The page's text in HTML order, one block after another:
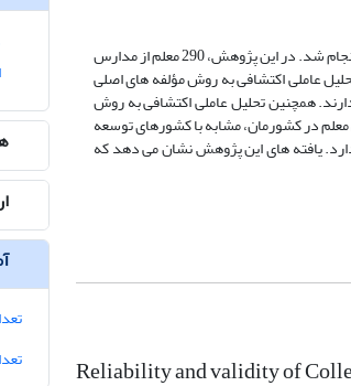
پژوهش حاضر با هدف بررسی ثبات درونی و روایی عاملی مقیاس باور کارآمدی جمعی معلم شان- موران وبار (2004) در بین معلمان گناباد انجام شد. در این پژوهش، 290 معلم از مدارس
عاملی اکتشافی به روش مؤلفه های اصلی
گویه ها همبستگی بالایی با کل مقیاس دارند. همچنین تحلیل عاملی اکتشافی به روش
کارآمدی جمعی معلم در کشورمان، مشابه با کشورهای توسعه
یافته های این پژوهش نشان می دهد که
Reliability and validity of